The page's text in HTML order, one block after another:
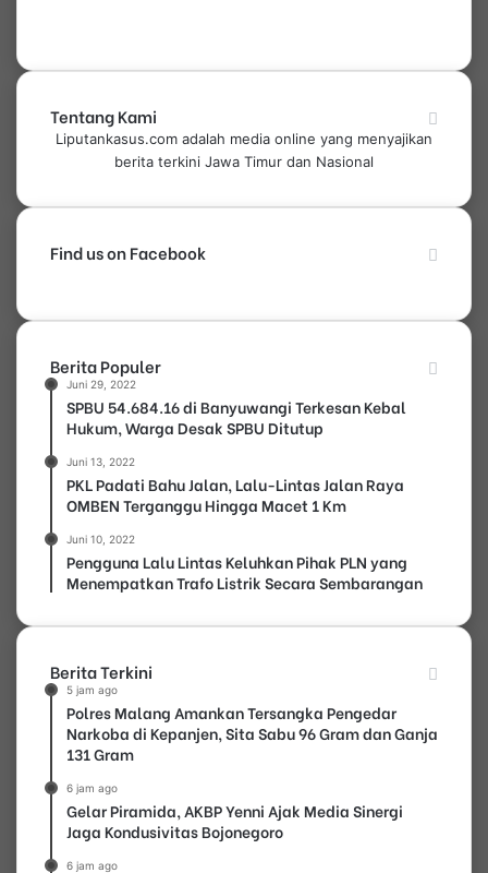
Tentang Kami
Liputankasus.com adalah media online yang menyajikan
berita terkini Jawa Timur dan Nasional
Find us on Facebook
Berita Populer
Juni 29, 2022
SPBU 54.684.16 di Banyuwangi Terkesan Kebal
Hukum, Warga Desak SPBU Ditutup
Juni 13, 2022
PKL Padati Bahu Jalan, Lalu-Lintas Jalan Raya
OMBEN Terganggu Hingga Macet 1 Km
Juni 10, 2022
Pengguna Lalu Lintas Keluhkan Pihak PLN yang
Menempatkan Trafo Listrik Secara Sembarangan
Berita Terkini
5 jam ago
Polres Malang Amankan Tersangka Pengedar
Narkoba di Kepanjen, Sita Sabu 96 Gram dan Ganja
131 Gram
6 jam ago
Gelar Piramida, AKBP Yenni Ajak Media Sinergi
Jaga Kondusivitas Bojonegoro
6 jam ago